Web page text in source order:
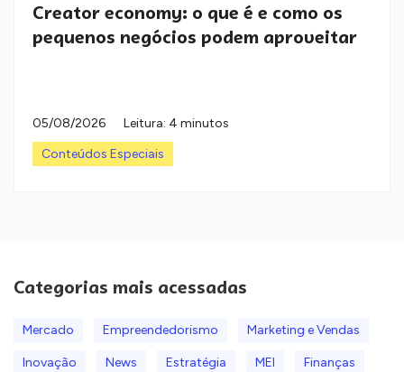
Creator economy: o que é e como os
pequenos negócios podem aproveitar
05/08/2026
Leitura: 4 minutos
Conteúdos Especiais
Categorias mais acessadas
Mercado Empreendedorismo Marketing e Vendas
Inovação News Estratégia MEI Finanças